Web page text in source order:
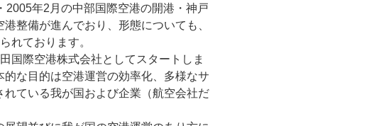
年2月の中部国際空港の開港・神戸
整備が進んでおり、形態についても、
れております。
国際空港株式会社としてスタートしま
な目的は空港運営の効率化、多様なサ
ている我が国および企業（航空会社だ